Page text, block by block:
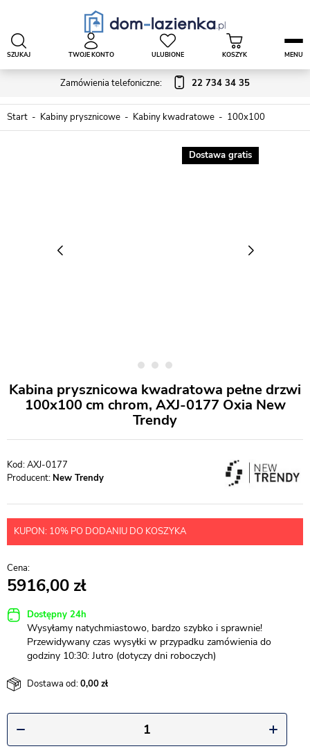
Zamówienia telefoniczne: 22 734 34 35
SZUKAJ TWOJE KONTO ULUBIONE KOSZYK MENU
Start Kabiny prysznicowe Kabiny kwadratowe 100x100
Dostawa gratis
Kabina prysznicowa kwadratowa pełne drzwi
100x100 cm chrom, AXJ-0177 Oxia New
Trendy
AXJ-0177
Producent: New Trendy
KUPON: 10% PO DODANIU DO KOSZYKA
5916,00
Dostępny 24h
Wysyłamy natychmiastowo, bardzo szybko i sprawnie!
Przewidywany czas wysyłki w przypadku zamówienia do
godziny 10:30: Jutro (dotyczy dni roboczych)
Dostawa od:0,00